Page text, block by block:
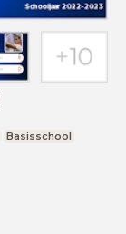
Basisschool